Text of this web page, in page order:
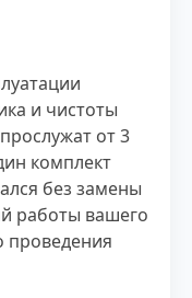
и чистоты
от 3
комплект
без замены
работы вашего
проведения